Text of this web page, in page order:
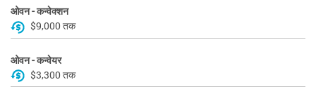
ओवन - कन्वेक्शन
$9,000 तक
ओवन - कन्वेयर
$3,300 तक